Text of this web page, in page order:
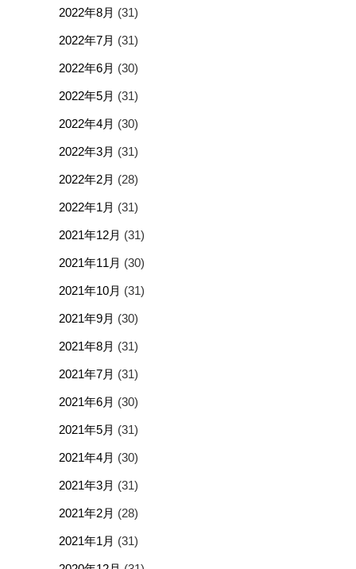
2022年8月 (31)
2022年7月 (31)
2022年6月 (30)
2022年5月 (31)
2022年4月 (30)
2022年3月 (31)
2022年2月 (28)
2022年1月 (31)
2021年12月 (31)
2021年11月 (30)
2021年10月 (31)
2021年9月 (30)
2021年8月 (31)
2021年7月 (31)
2021年6月 (30)
2021年5月 (31)
2021年4月 (30)
2021年3月 (31)
2021年2月 (28)
2021年1月 (31)